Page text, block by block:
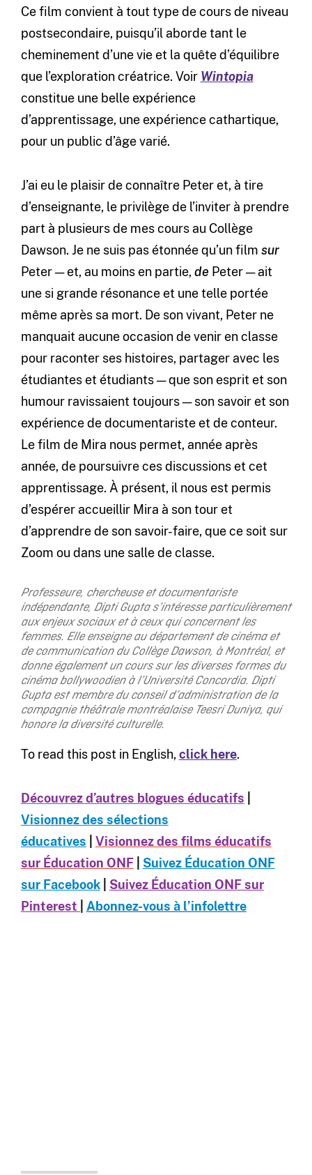
Ce film convient à tout type de cours de niveau
postsecondaire, puisqu’il aborde tant le
cheminement d’une vie et la quête d’équilibre
que l’exploration créatrice. Voir Wintopia
constitue une belle expérience
d’apprentissage, une expérience cathartique,
pour un public d’âge varié.
J’ai eu le plaisir de connaître Peter et, à tire
d’enseignante, le privilège de l’inviter à prendre
part à plusieurs de mes cours au Collège
Dawson. Je ne suis pas étonnée qu’un film sur
Peter — et, au moins en partie,de Peter — ait
une si grande résonance et une telle portée
même après sa mort. De son vivant, Peter ne
manquait aucune occasion de venir en classe
pour raconter ses histoires, partager avec les
étudiantes et étudiants — que son esprit et son
humour ravissaient toujours — son savoir et son
expérience de documentariste et de conteur.
Le film de Mira nous permet, année après
année, de poursuivre ces discussions et cet
apprentissage. À présent, il nous est permis
d’espérer accueillir Mira à son tour et
d’apprendre de son savoir-faire, que ce soit sur
Zoom ou dans une salle de classe.
Professeure, chercheuse et documentariste
indépendante, Dipti Gupta s’intéresse particulièrement
aux enjeux sociaux et à ceux qui concernent les
femmes. Elle enseigne au département de cinéma et
de communication du Collège Dawson, à Montréal, et
donne également un cours sur les diverses formes du
cinéma bollywoodien à l’Université Concordia. Dipti
Gupta est membre du conseil d’administration de la
compagnie théâtrale montréalaise Teesri Duniya, qui
honore la diversité culturelle.
To read this post in English,click here.
Découvrez d’autres blogues éducatifs
Visionnez des sélections
éducatives
Visionnez des films éducatifs
sur Éducation ONF| Suivez Éducation ONF
sur Facebook| Suivez Éducation ONF sur
Pinterest
Abonnez-vous à l’infolettre